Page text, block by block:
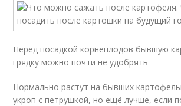
Перед посадкой корнеплодов бывшую
грядку можно почти не удобрять
Нормально растут на бывших
укроп с петрушкой, но ещё лучше, если